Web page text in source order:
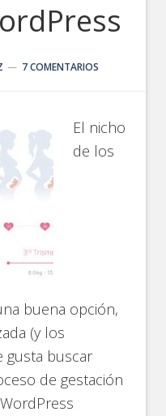
7 COMENTARIOS
El nicho
de los
buena opción,
(y los
gusta buscar
de gestación